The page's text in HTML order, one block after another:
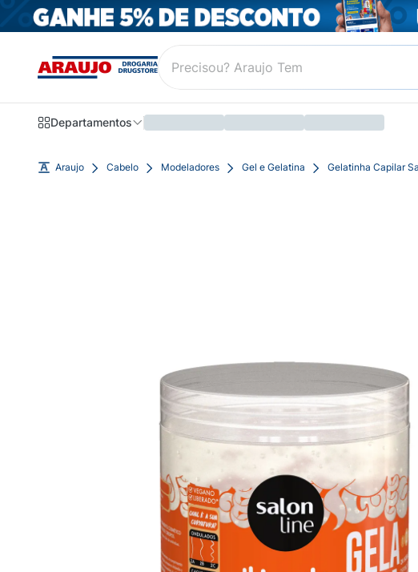
Departamentos
Araujo Cabelo Modeladores Gel e Gelatina Gelatinha Capilar